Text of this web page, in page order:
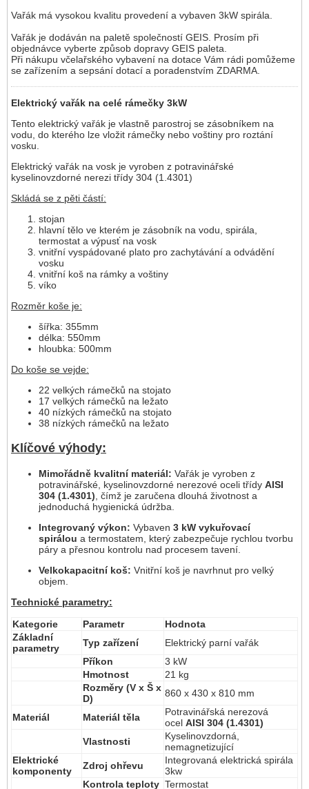
Vařák má vysokou kvalitu provedení a vybaven 3kW spirála.
Vařák je dodáván na paletě společností GEIS. Prosím při
objednávce vyberte způsob dopravy GEIS paleta.
Při nákupu včelařského vybavení na dotace Vám rádi pomůžeme
se zařízením a sepsání dotací a poradenstvím ZDARMA.
Elektrický vařák na celé rámečky 3kW
Tento elektrický vařák je vlastně parostroj se zásobníkem na
vodu, do kterého lze vložit rámečky nebo voštiny pro roztání
vosku.
Elektrický vařák na vosk je vyroben z potravinářské
kyselinovzdorné nerezi třídy 304 (1.4301)
Skládá se z pěti částí:
stojan
hlavní tělo ve kterém je zásobník na vodu, spirála,
termostat a výpusť na vosk
vnitřní vyspádované plato pro zachytávání a odvádění
vosku
vnitřní koš na rámky a voštiny
víko
Rozměr koše je:
šířka: 355mm
délka: 550mm
hloubka: 500mm
Do koše se vejde:
22 velkých rámečků na stojato
17 velkých rámečků na ležato
40 nízkých rámečků na stojato
38 nízkých rámečků na ležato
Klíčové výhody:
Mimořádně kvalitní materiál: Vařák je vyroben z
potravinářské, kyselinovzdorné nerezové oceli třídy AISI
304 (1.4301) , čímž je zaručena dlouhá životnost a
jednoduchá hygienická údržba.
Integrovaný výkon: Vybaven 3 kW vykuřovací
spirálou a termostatem, který zabezpečuje rychlou tvorbu
páry a přesnou kontrolu nad procesem tavení.
Velkokapacitní koš: Vnitřní koš je navrhnut pro velký
objem.
Technické parametry:
Kategorie
Parametr
Hodnota
Základní
parametry
Typ zařízení
Elektrický parní vařák
Příkon
3 kW
Hmotnost
21 kg
Rozměry (V x Š x
D)
860 x 430 x 810 mm
Materiál Materiál těla
Potravinářská nerezová
ocel AISI 304 (1.4301)
Vlastnosti
Kyselinovzdorná,
nemagnetizující
Elektrické
komponenty
Zdroj ohřevu
Integrovaná elektrická spirála
3kw
Kontrola teploty Termostat